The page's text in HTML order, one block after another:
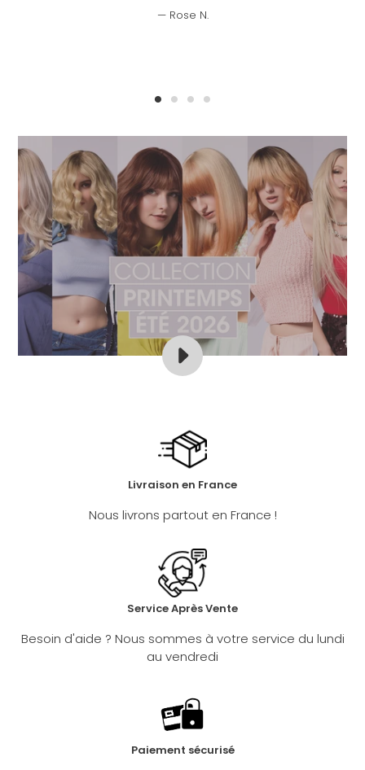
Rose N.
LIRE
LA
ÉTÉ
2026
Livraison en France
Nous livrons partout en France !
Service Après Vente
Besoin d'aide ? Nous sommes à votre service du lundi
au vendredi
Paiement sécurisé